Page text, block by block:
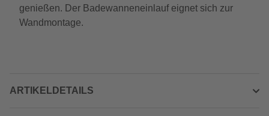
genießen. Der Badewanneneinlauf eignet sich zur
Wandmontage.
ARTIKELDETAILS